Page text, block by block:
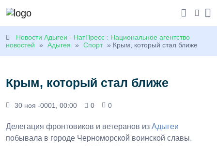
Новости Адыгеи - НатПресс : Национальное агентство
новостей
» Адыгея » Спорт » Крым, который стал ближе
Крым, который стал ближе
30 ноя -0001, 00:00 0 0
Делегация фронтовиков и ветеранов из Адыгеи
побывала в городе Черноморской воинской славы.